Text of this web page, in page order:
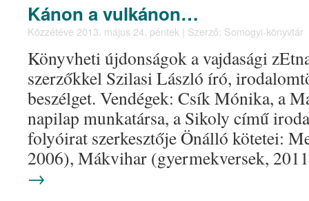
Kánon a vulkánon…
Közzétéve 2013. május 24. péntek | Szerző: Somogyi-könyvtár
Könyvheti újdonságok a vajdasági
szerzőkkel Szilasi László író,
beszélget. Vendégek: Csík Mónika, a
napilap munkatársa, a Sikoly című
folyóirat szerkesztője Önálló kötetei:
2006), Mákvihar (gyermekversek,
→